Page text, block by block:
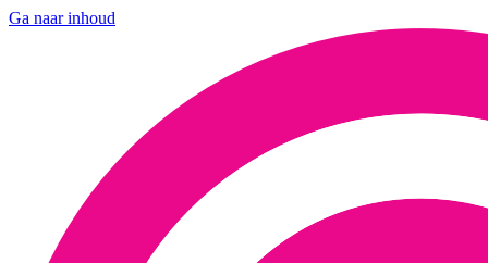
Ga naar inhoud